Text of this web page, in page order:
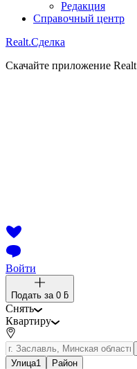
Редакция
Справочный центр
Realt.Сделка
Скачайте приложение Realt
Войти
Подать за 0 ƃ
Снять
Квартиру
Улица1 Район